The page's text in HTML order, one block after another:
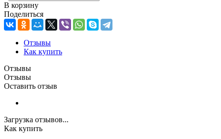
В корзину
Поделиться
Отзывы
Как купить
Отзывы
Отзывы
Оставить отзыв
Загрузка отзывов...
Как купить